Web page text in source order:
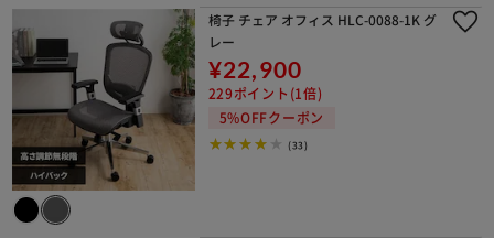
椅子 チェア オフィス HLC-0088-1K グ
レー
¥22,900
229ポイント(1倍)
5%OFFクーポン
(33)